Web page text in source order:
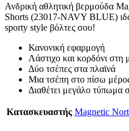
Ανδρική αθλητική βερμούδα
Shorts (23017-NAVY BLUE)
sporty style βόλτες σου!
Κανονική εφαρμογή
Λάστιχο και κορδόνι
Δύο τσέπες στα πλαϊνά
Μια τσέπη στο πίσω
Διαθέτει μεγάλο τύπωμα
Κατασκευαστής Magnetic